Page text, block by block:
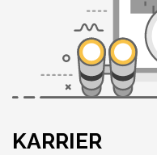
KARRIER